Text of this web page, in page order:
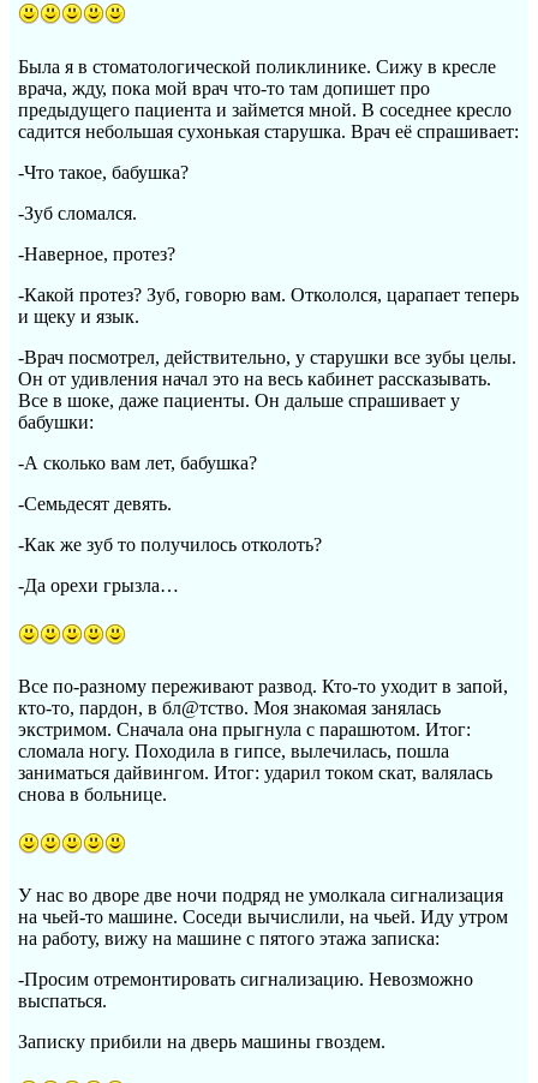
Была я в стоматологической поликлинике. Сижу в кресле
врача, жду, пока мой врач что-то там допишет про
предыдущего пациента и займется мной. В соседнее кресло
садится небольшая сухонькая старушка. Врач её спрашивает:
-Что такое, бабушка?
-Зуб сломался.
-Наверное, протез?
-Какой протез? Зуб, говорю вам. Откололся, царапает теперь
и щеку и язык.
-Врач посмотрел, действительно, у старушки все зубы целы.
Он от удивления начал это на весь кабинет рассказывать.
Все в шоке, даже пациенты. Он дальше спрашивает у
бабушки:
-А сколько вам лет, бабушка?
-Семьдесят девять.
-Как же зуб то получилось отколоть?
-Да орехи грызла…
Все по-разному переживают развод. Кто-то уходит в запой,
кто-то, пардон, в бл@тство. Моя знакомая занялась
экстримом. Сначала она прыгнула с парашютом. Итог:
сломала ногу. Походила в гипсе, вылечилась, пошла
заниматься дайвингом. Итог: ударил током скат, валялась
снова в больнице.
У нас во дворе две ночи подряд не умолкала сигнализация
на чьей-то машине. Соседи вычислили, на чьей. Иду утром
на работу, вижу на машине с пятого этажа записка:
-Просим отремонтировать сигнализацию. Невозможно
выспаться.
Записку прибили на дверь машины гвоздем.